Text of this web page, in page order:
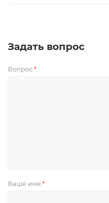
Задать вопрос
Вопрос *
Ваше имя *